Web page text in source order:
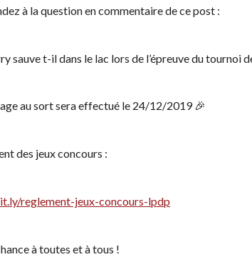
à la question en commentaire de ce post :
sauve t-il dans le lac lors de l’épreuve du tournoi
au sort sera effectué le 24/12/2019 🎉
des jeux concours :
reglement-jeux-concours-lpdp
à toutes et à tous !